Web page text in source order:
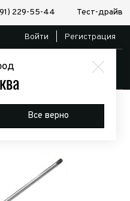
229-55-44 Тест-драйв
Все верно
Войти Регистрация
оборудование
Лебедки
12.5RS